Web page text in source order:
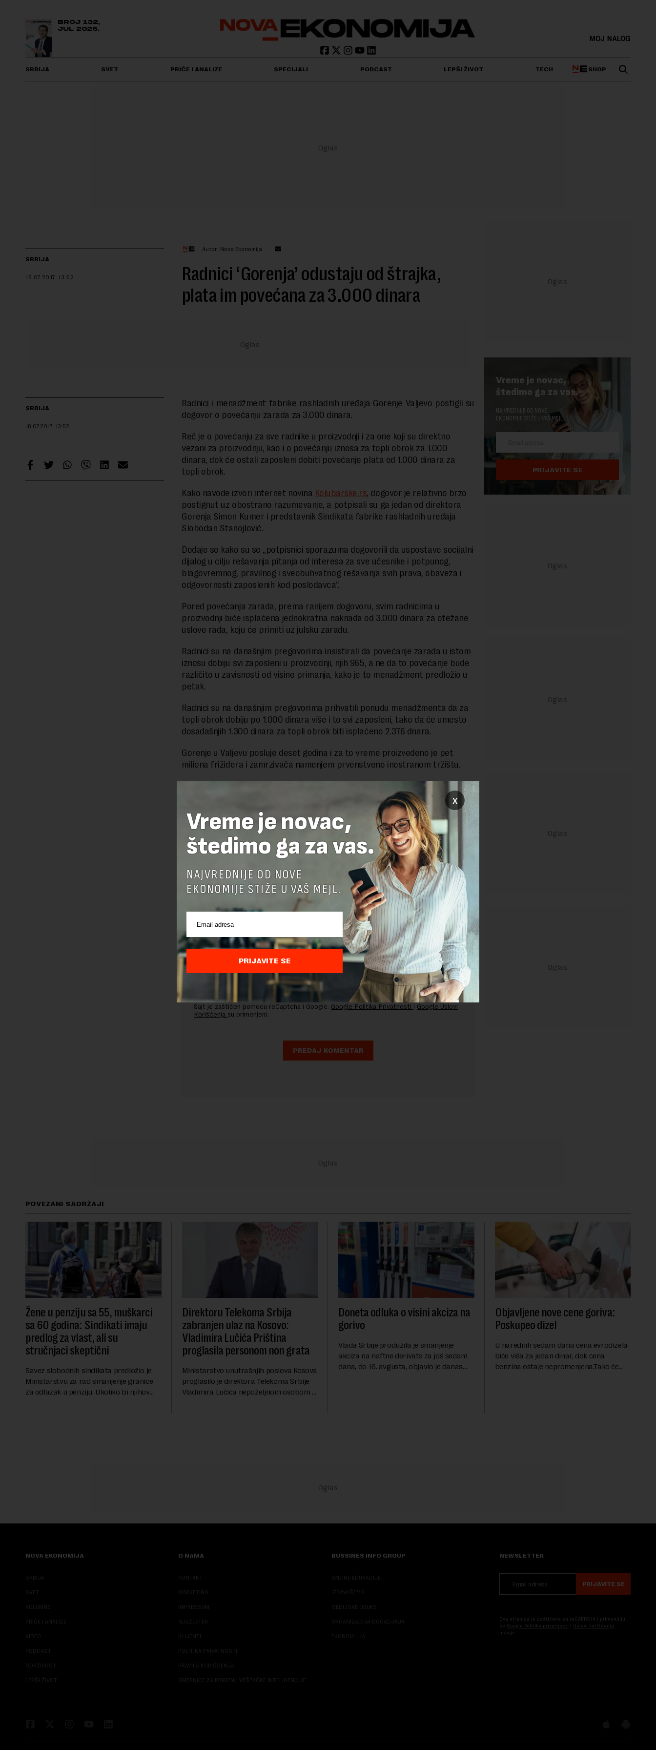
BROJ 132,
JUL 2026.
MOJ NALOG
SRBIJA SVET PRIČE I ANALIZE SPECIJALI PODCAST LEPŠI ŽIVOT TECH SHOP
SRBIJA
18.07.2017. 13:52
Autor: Nova Ekonomija
Radnici ‘Gorenja’ odustaju od štrajka,
plata im povećana za 3.000 dinara
SRBIJA
18.07.2017. 13:52
Radnici i menadžment fabrike rashladnih uređaja Gorenje Valjevo postigli su
dogovor o povećanju zarada za 3.000 dinara.
Reč je o povećanju za sve radnike u proizvodnji i za one koji su direktno
vezani za proizvodnju, kao i o povećanju iznosa za topli obrok za 1.000
dinara, dok će ostali zaposleni dobiti povećanje plata od 1.000 dinara za
topli obrok.
Kako navode izvori internet novina Kolubarske.rs, dogovor je relativno brzo
postignut uz obostrano razumevanje, a potpisali su ga jedan od direktora
Gorenja Simon Kumer i predstavnik Sindikata fabrike rashladnih uređaja
Slobodan Stanojlović.
Dodaje se kako su se „potpisnici sporazuma dogovorili da uspostave socijalni
dijalog u cilju rešavanja pitanja od interesa za sve učesnike i potpunog,
blagovremnog, pravilnog i sveobuhvatnog rešavanja svih prava, obaveza i
odgovornosti zaposlenih kod poslodavca“.
Pored povećanja zarada, prema ranijem dogovoru, svim radnicima u
proizvodnji biće isplaćena jednokratna naknada od 3.000 dinara za otežane
uslove rada, koju će primiti uz julsku zaradu.
Radnici su na današnjim pregovorima insistirali da povećanje zarada u istom
iznosu dobiju svi zaposleni u proizvodnji, njih 965, a ne da to povećanje bude
različito u zavisnosti od visine primanja, kako je to menadžment predložio u
petak.
Radnici su na današnjim pregovorima prihvatili ponudu menadžmenta da za
topli obrok dobiju po 1.000 dinara više i to svi zaposleni, tako da će umesto
dosadašnjih 1.300 dinara za topli obrok biti isplaćeno 2.376 dnara.
Gorenje u Valjevu posluje deset godina i za to vreme proizvedeno je pet
miliona frižidera i zamrzivača namenjem prvenstveno inostranom tržištu.
Preuzimanje delova teksta je dozvoljeno, ali uz obavezno navođenje izvora i uz postavljanje linka
ka izvornom tekstu na novaekonomija.rs
Pre slanja komentara, molimo vas da se upoznate sa
pravilima komentarisanja i pravilima
Sajt je zaštićen pomocu reCaptcha i Google. Google Politika Privatnosti i Google Uslovi
Korišćenja su primenjeni.
Vreme je novac,
štedimo ga za vas.
NAJVREDNIJE OD NOVE
EKONOMIJE STIŽE U VAŠ MEJL.
PRIJAVITE SE
POVEZANI SADRŽAJI
Žene u penziju sa 55, muškarci
sa 60 godina: Sindikati imaju
predlog za vlast, ali su
stručnjaci skeptični
Savez slobodnih sindikata predložio je
Ministarstvu za rad smanjenje granice
za odlazak u penziju. Ukoliko bi njihov
Direktoru Telekoma Srbija
zabranjen ulaz na Kosovo:
Vladimira Lučića Priština
proglasila personom non grata
Ministarstvo unutrašnjih poslova Kosova
proglasilo je direktora Telekoma Srbije
Vladimira Lučića nepoželjnom osobom i
Doneta odluka o visini akciza na
gorivo
Vlada Srbije produžila je smanjenje
akciza na naftne derivate za još sedam
dana, do 16. avgusta, objavio je danas
Objavljene nove cene goriva:
Poskupeo dizel
U narednih sedam dana cena evrodizela
biće viša za jedan dinar, dok cena
benzina ostaje nepromenjena.Tako će
NOVA EKONOMIJA
SRBIJA
SVET
KOLUMNE
PRIČE I ANALIZE
VIDEO
PODCAST
ODRŽIVOST
LEPŠI ŽIVOT
O NAMA
KONTAKT
MARKETING
IMPRESSUM
NJUZLETER
KLIJENTI
POLITIKA PRIVATNOSTI
PRAVILA KORIŠĆENJA
SMERNICE ZA PRIMENU VEŠTAČKE INTELIGENCIJE
BUSSINES INFO GROUP
ONLINE EDUKACIJE
IZDAVAŠTVO
MEDIJSKE OBUKE
ORGANIZACIJA DOGADJAJA
EKONOM I JA
NEWSLETTER
PRIJAVITE SE
Ova stranica je zaštićena sa reCAPTCHA i primenjuju
se Google Politika privatnosti i Uslovi korišćenja
usluge
x
Vreme je novac,
štedimo ga za vas.
NAJVREDNIJE OD NOVE
EKONOMIJE STIŽE U VAŠ MEJL.
PRIJAVITE SE